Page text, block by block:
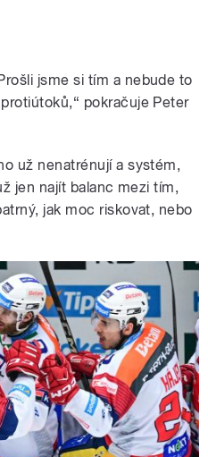
jsme si tím a nebude to
pokračuje Peter
už nenatrénují a systém,
jen najít balanc mezi tím,
jak moc riskovat, nebo